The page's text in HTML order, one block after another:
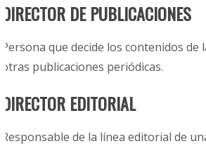
DIRECTOR DE PUBLICACIONES
Persona que decide los contenidos de
otras publicaciones periódicas.
DIRECTOR EDITORIAL
Responsable de la línea editorial de